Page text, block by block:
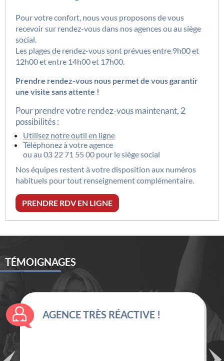
Pour votre confort, nous vous proposons de vous
recevoir sur rendez-vous dans nos agences ou au siège
social.
Les plages de rendez-vous sont prévues entre 9h00 et
12h00 et entre 14h00 et 17h00.
Prendre rendez-vous nous permet de vous garantir
une visite sans attente !
Pour prendre votre rendez-vous maintenant, 2
possibilités :
Utilisez notre outil en ligne
Téléphonez à votre agence
ou au 03 22 71 55 00 pour le siège social
Nos équipes restent à votre disposition aux numéros
habituels pour tout renseignement complémentaire.
PRENDRE RDV EN LIGNE
TÉMOIGNAGES
AGENCE TRÈS RÉACTIVE !